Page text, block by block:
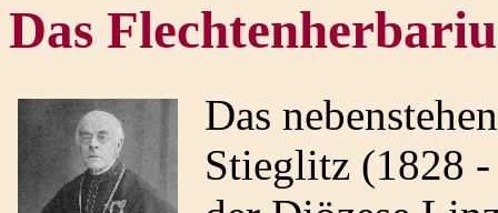
Das
Das
Stieglitz (1828